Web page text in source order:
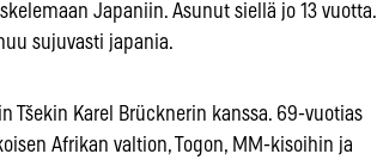
Japaniin. Asunut siellä jo 13 vuotta.
sujuvasti japania.
Karel Brücknerin kanssa. 69-vuotias
Afrikan valtion, Togon, MM-kisoihin ja